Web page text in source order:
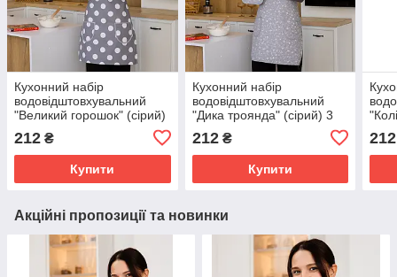
Кухонний набір
водовідштовхувальний
"Великий горошок" (сірий)
212 ₴
Купити
Кухонний набір
водовідштовхувальний
"Дика троянда" (сірий) 3
212₴
Купити
212
Акційні пропозиції та новинки